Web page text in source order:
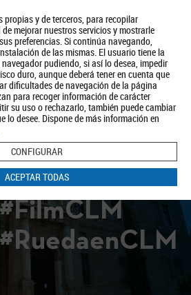
propias y de terceros, para recopilar
mejorar nuestros servicios y mostrarle
preferencias. Si continúa navegando,
de las mismas. El usuario tiene la
pudiendo, si así lo desea, impedir
duro, aunque deberá tener en cuenta que
dificultades de navegación de la página
para recoger información de carácter
su uso o rechazarlo, también puede cambiar
lo desee. Dispone de más información en
CONFIGURAR
ACEPTAR TODAS
Turismo Política de Privacidad Aviso Legal
Política de Cookies
BUSCAR
#FilmCLM
#RuedaenCLM